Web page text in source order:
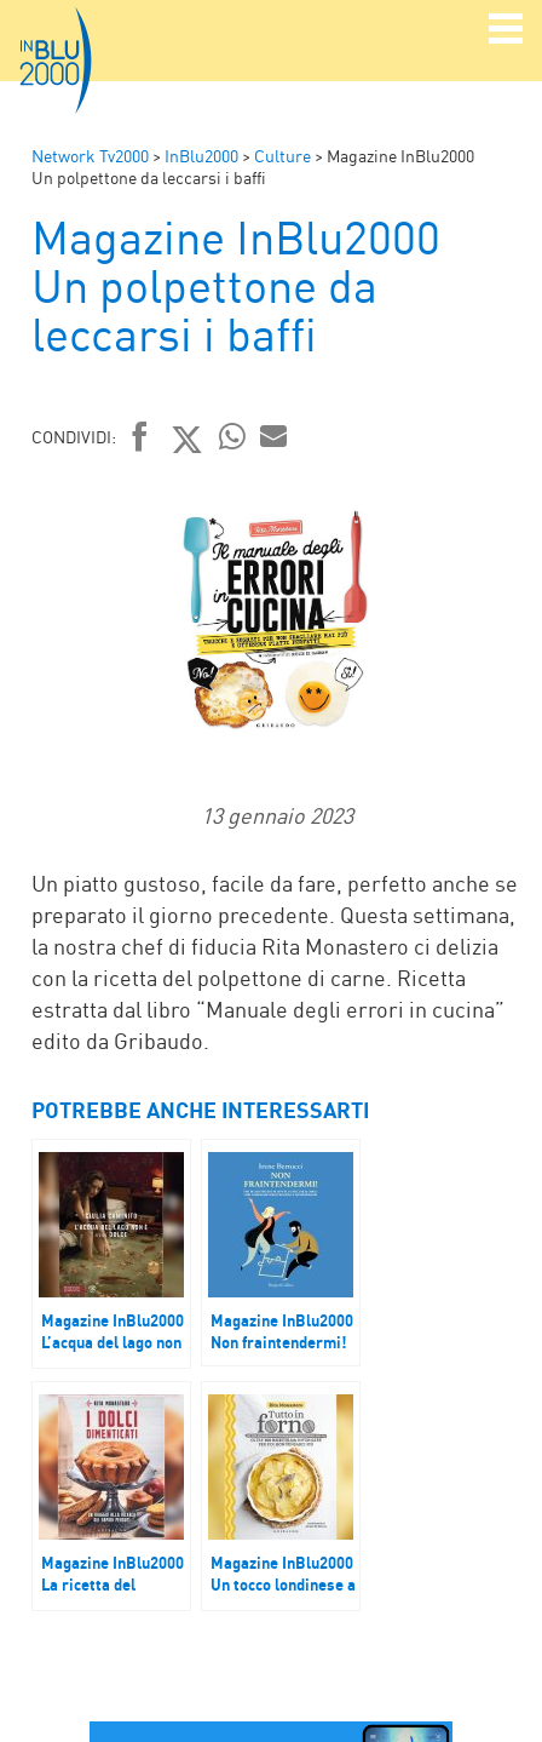
Network Tv2000 > InBlu2000 > Culture > Magazine InBlu2000
Un polpettone da leccarsi i baffi
Magazine InBlu2000
Un polpettone da
leccarsi i baffi
CONDIVIDI:
13 gennaio 2023
Un piatto gustoso, facile da fare, perfetto anche se
preparato il giorno precedente. Questa settimana,
la nostra chef di fiducia Rita Monastero ci delizia
con la ricetta del polpettone di carne. Ricetta
estratta dal libro “Manuale degli errori in cucina”
edito da Gribaudo.
POTREBBE ANCHE INTERESSARTI
Magazine InBlu2000
L’acqua del lago non
Magazine InBlu2000
Non fraintendermi!
Magazine InBlu2000
La ricetta del
Magazine InBlu2000
Un tocco londinese a